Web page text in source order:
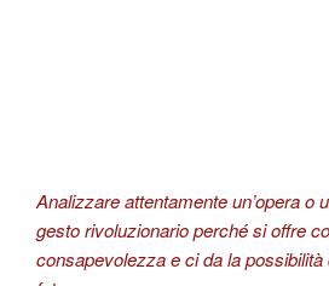
Analizzare attentamente un’opera o
gesto rivoluzionario perché si offre
consapevolezza e ci da la